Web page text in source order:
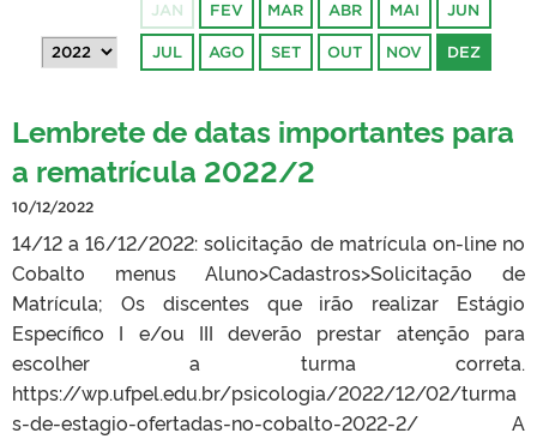
OUVIDORIA
TELEFONES
JAN FEV MAR ABR MAI JUN
JUL AGO SET OUT NOV DEZ
Lembrete de datas importantes para
a rematrícula 2022/2
10/12/2022
14/12 a 16/12/2022: solicitação de matrícula on-line no
Cobalto menus Aluno>Cadastros>Solicitação de
Matrícula; Os discentes que irão realizar Estágio
Específico I e/ou III deverão prestar atenção para
escolher a turma correta.
https://wp.ufpel.edu.br/psicologia/2022/12/02/turma
s-de-estagio-ofertadas-no-cobalto-2022-2/ A